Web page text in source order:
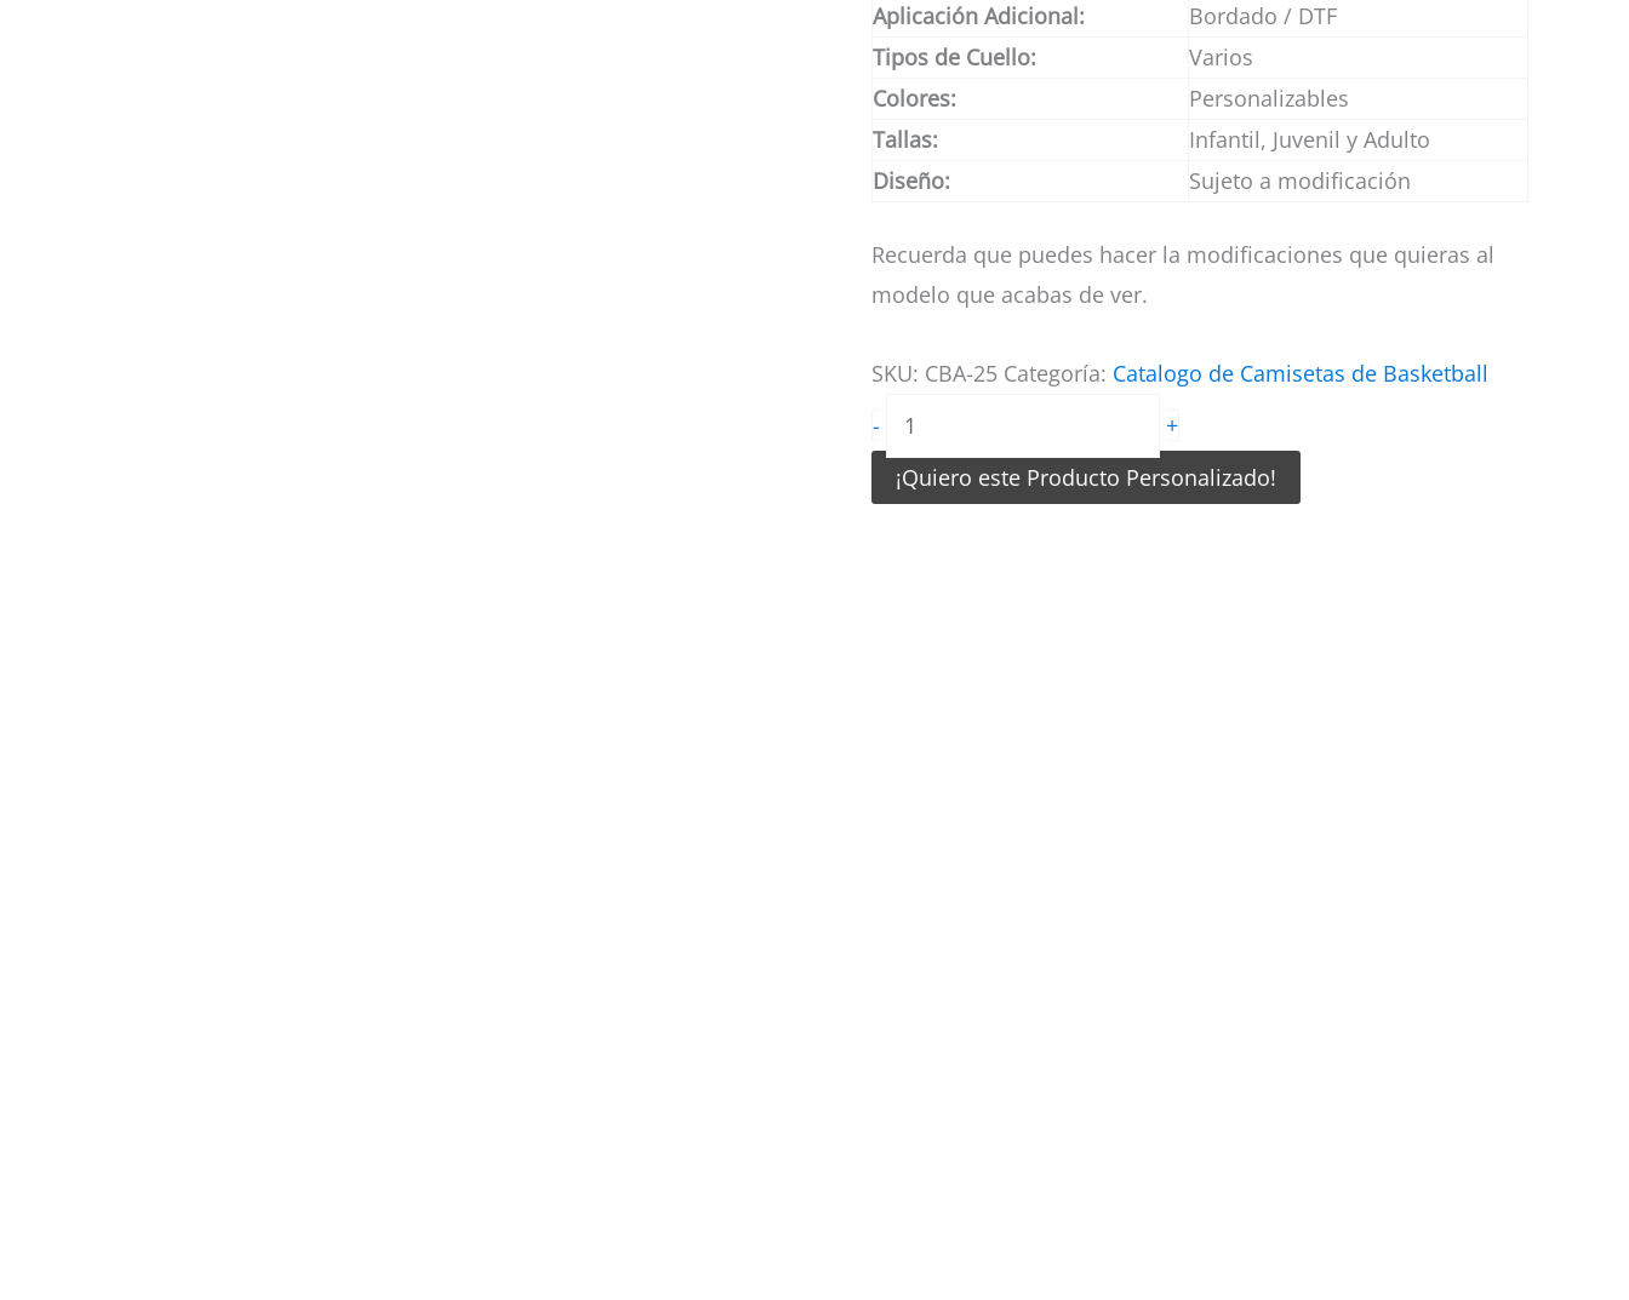
Aplicación Adicional:
Bordado / DTF
Tipos de Cuello:
Varios
Colores:
Personalizables
Tallas:
Infantil, Juvenil y Adulto
Diseño:
Sujeto a modificación
Recuerda que puedes hacer la modificaciones que quieras al
modelo que acabas de ver.
SKU: CBA-25 Categoría: Catalogo de Camisetas de Basketball
-
Camiseta
de
Basketball
+
¡Quiero este Producto Personalizado!